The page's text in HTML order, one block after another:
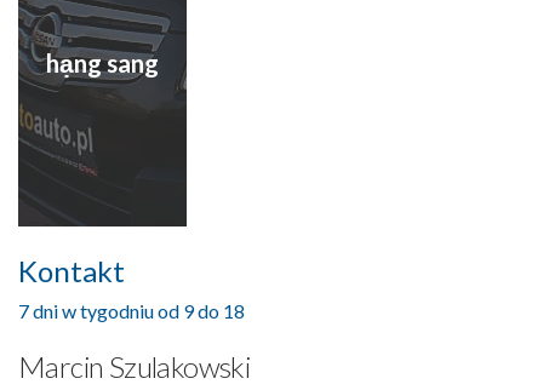
hạng sang
Kontakt
7 dni w tygodniu od 9 do 18
Marcin Szulakowski